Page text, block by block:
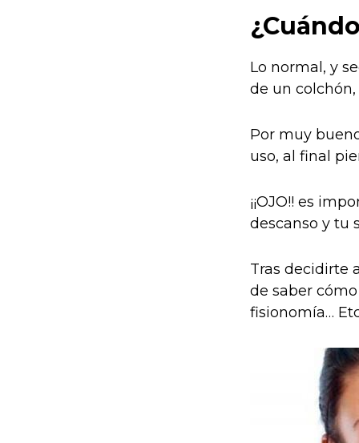
Lo normal, y
de un
Por muy
uso, al final
¡¡OJO!! es
descanso y tu
Tras decidirte
de saber
fisionomía…